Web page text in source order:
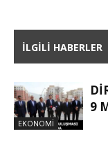
İLGILI HABERLER
EKONOMI
9